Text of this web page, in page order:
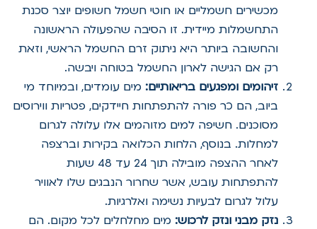
מכשירים חשמליים או חוטי חשמל חשופים יוצר סכנת
התחשמלות מיידית. זו הסיבה שהפעולה הראשונה
והחשובה ביותר היא ניתוק זרם החשמל הראשי, וזאת
רק אם הגישה לארון החשמל בטוחה ויבשה.
זיהומים ומפגעים בריאותיים: מים עומדים, ובמיוחד מי
ביוב, הם כר פורה להתפתחות חיידקים, פטריות ווירוסים
מסוכנים. חשיפה למים מזוהמים אלו עלולה לגרום
למחלות. בנוסף, הלחות הכלואה בקירות וברצפה
לאחר ההצפה מובילה תוך 24 עד 48 שעות
להתפתחות עובש, אשר שחרור הנבגים שלו לאוויר
עלול לגרום לבעיות נשימה ואלרגיות.
נזק מבני ונזק לרכוש: מים מחלחלים לכל מקום. הם